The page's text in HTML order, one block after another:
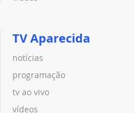
TV Aparecida
notícias
programação
tv ao vivo
vídeos